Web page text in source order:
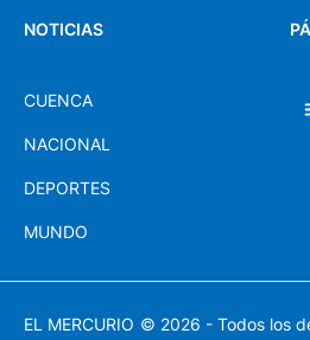
NOTICIAS
CUENCA
NACIONAL
DEPORTES
MUNDO
EL MERCURIO © 2026 - Todos los